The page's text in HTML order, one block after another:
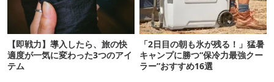
【即戦力】導入したら、旅の快
適度が一気に変わった3つのアイ
テム
「2日目の朝も氷が残る！」猛暑
キャンプに勝つ“保冷力最強クー
ラー”おすすめ16選